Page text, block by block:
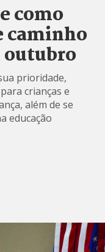
como
caminho
outubro
prioridade,
crianças e
além de se
educação